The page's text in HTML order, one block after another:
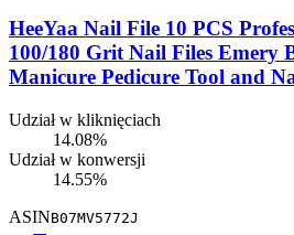
HeeYaa Nail File 10 PCS
100/180 Grit Nail Files Emery
Manicure Pedicure Tool and
Udział w kliknięciach
14.08%
Udział w konwersji
14.55%
ASINB07MV5772J